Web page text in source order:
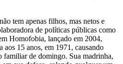
tem apenas filhos, mas netos e
de políticas públicas como
Homofobia, lançado em 2004,
aos 15 anos, em 1971, causando
familiar de domingo. Sua madrinha,